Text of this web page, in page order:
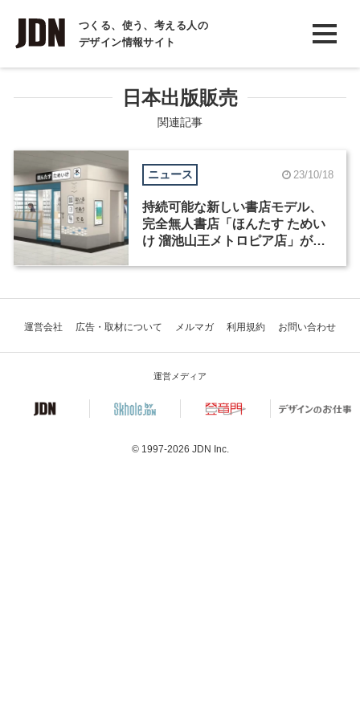
つくる、使う、考える人の
デザイン情報サイト
INTERVIEW
インタビュー
COLUMN
コラム
日本出版販売
関連記事
ニュース 23/10/18
持続可能な新しい書店モデル、
完全無人書店「ほんたす ためい
け 溜池山王メトロピア店」がオ
運営会社 広告・取材について メルマガ 利用規約 お問い合わせ
運営メディア
© 1997-2026 JDN Inc.